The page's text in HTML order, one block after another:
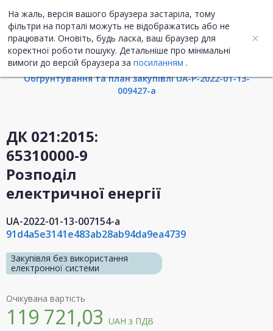
На жаль, версія вашого браузера застаріла, тому
фільтри на порталі можуть не відображатись або не
працювати. Оновіть, будь ласка, ваш браузер для
коректної роботи пошуку. Детальніше про мінімальні
вимоги до версій браузера за посиланням .
UA ENG
Інформація про закупівлю
Обгрунтування та план закупівлі UA-P-2022-01-13-
009427-a
ДК 021:2015:
65310000-9
Розподіл
електричної енергії
UA-2022-01-13-007154-a
91d4a5e3141e483ab28ab94da9ea4739
Закупівля без використання
електронної системи
Очікувана вартість
119 721,03 UAH з ПДВ